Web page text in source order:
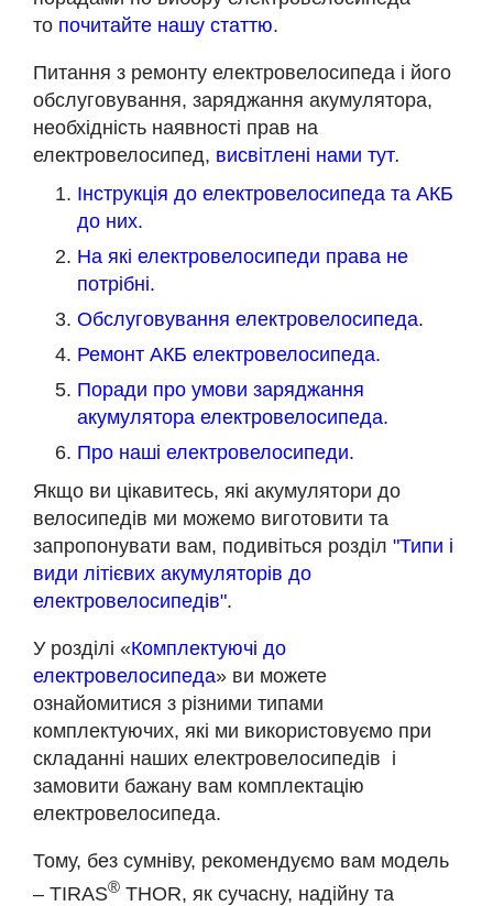
то почитайте нашу статтю.
Питання з ремонту електровелосипеда і його
обслуговування, заряджання акумулятора,
необхідність наявності прав на
електровелосипед, висвітлені нами тут.
Інструкція до електровелосипеда та АКБ
до них.
На які електровелосипеди права не
потрібні.
Обслуговування електровелосипеда.
Ремонт АКБ електровелосипеда.
Поради про умови заряджання
акумулятора електровелосипеда.
Про наші електровелосипеди.
Якщо ви цікавитесь, які акумулятори до
велосипедів ми можемо виготовити та
запропонувати вам, подивіться розділ "Типи і
види літієвих акумуляторів до
електровелосипедів".
У розділі «Комплектуючі до
електровелосипеда» ви можете
ознайомитися з різними типами
комплектуючих, які ми використовуємо при
складанні наших електровелосипедів і
замовити бажану вам комплектацію
електровелосипеда.
Тому, без сумніву, рекомендуємо вам модель
– TIRAS® THOR, як сучасну, надійну та